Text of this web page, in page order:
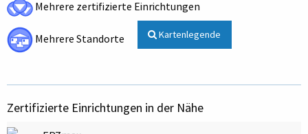
Mehrere zertifizierte Einrichtungen
Mehrere Standorte Kartenlegende
Zertifizierte Einrichtungen in der Nähe